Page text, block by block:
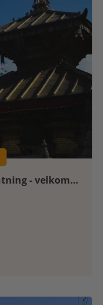
Ankomst Kathmandu og afhentning - velkommen til Nepal